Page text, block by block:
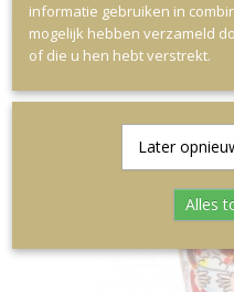
Blond EB: Candle Holder Pink
€ 29,99
informatie gebruiken in
mogelijk hebben verzameld
of die u hen hebt verstrekt.
Later
Alles